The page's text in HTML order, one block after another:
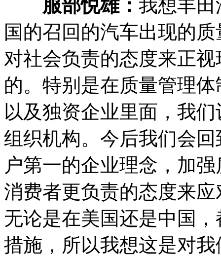
服部悦雄： 我想丰
国的召回的汽车出现的
对社会负责的态度来正
的。特别是在质量管理
以及独资企业里面，我
组织机构。今后我们会
户第一的企业理念，加
消费者更负责的态度来
无论是在美国还是中国
措施，所以我想这是对